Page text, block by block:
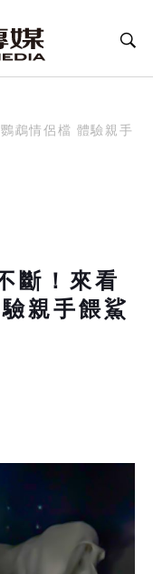
鵡情侶檔 體驗親手
斷！來看
親手餵鯊